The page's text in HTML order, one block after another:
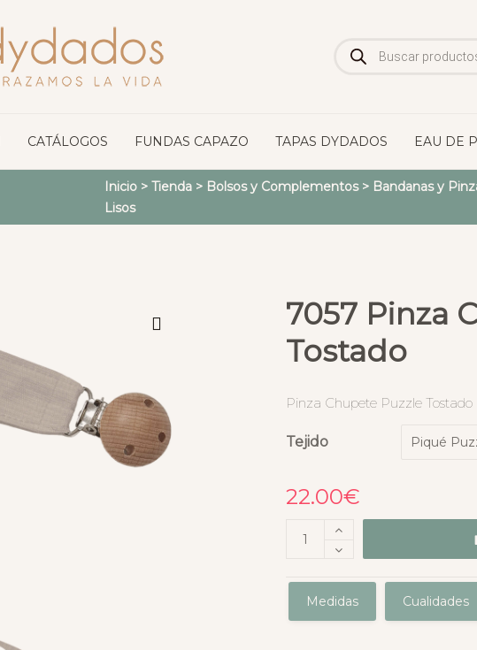
de
productos
CATÁLOGOS FUNDAS CAPAZO TAPAS DYDADOS EAU DE
Inicio> Tienda> Bolsos y Complementos> Bandanas y
Lisos
7057 Pinza
Tostado
Pinza Chupete Puzzle Tostado
Tejido
22.00€
Medidas Cualidades